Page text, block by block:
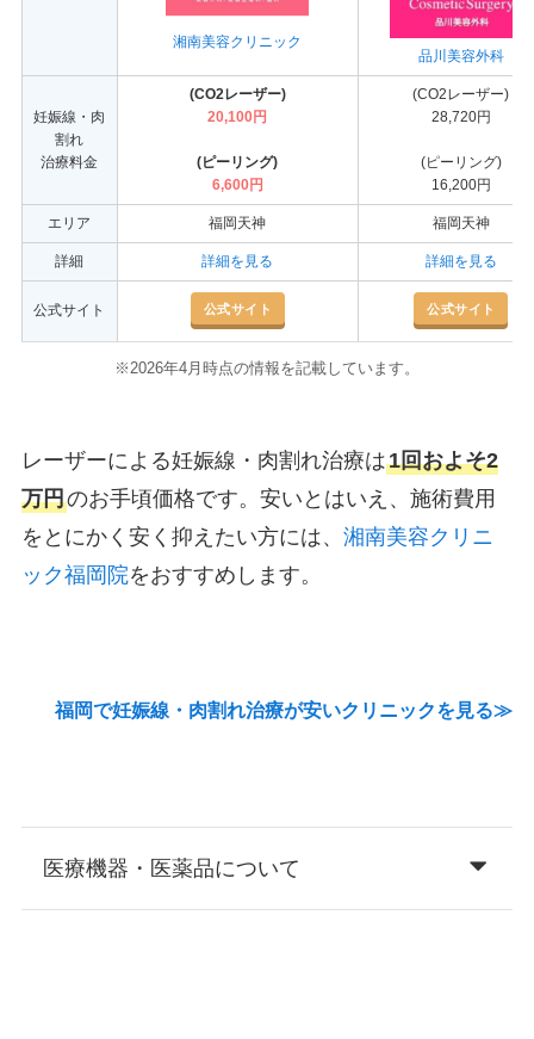
湘南美容クリニック
品川美容外科
妊娠線・肉
割れ
治療料金
(CO2レーザー)
20,100円
(ピーリング)
6,600円
(CO2レーザー)
28,720円
(ピーリング)
16,200円
エリア 福岡天神 福岡天神
詳細 詳細を見る 詳細を見る
公式サイト 公式サイト 公式サイト
※2026年4月時点の情報を記載しています。
レーザーによる妊娠線・肉割れ治療は1回およそ2
万円のお手頃価格です。安いとはいえ、施術費用
をとにかく安く抑えたい方には、 湘南美容クリニ
ック福岡院をおすすめします。
福岡で妊娠線・肉割れ治療が安いクリニックを見る≫
医療機器・医薬品について